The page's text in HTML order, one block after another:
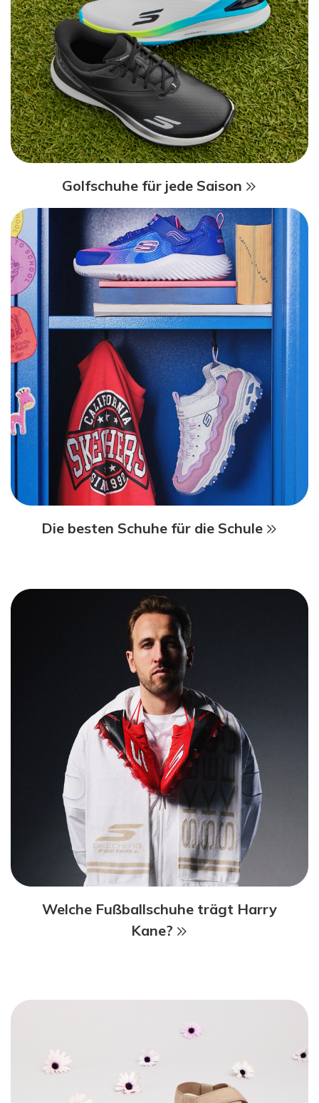
Golfschuhe für jede Saison
Die besten Schuhe für die Schule
Welche Fußballschuhe trägt Harry
Kane?